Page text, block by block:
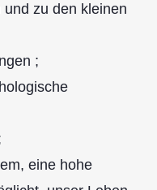
zu den kleinen
;
eine hohe